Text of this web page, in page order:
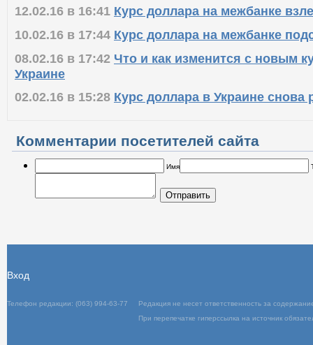
12.02.16 в 16:41 Курс доллара на межбанке
10.02.16 в 17:44 Курс доллара на межбанке
08.02.16 в 17:42 Что и как изменится с новым
Украине
02.02.16 в 15:28 Курс доллара в Украине снова
Комментарии посетителей сайта
Имя
Отправить
Телефон редакции: (063) 994-63-77
При